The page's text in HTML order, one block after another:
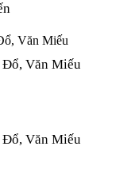
Văn Miếu
Đổ, Văn Miếu
Đổ, Văn Miếu